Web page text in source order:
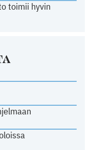
toimii hyvin